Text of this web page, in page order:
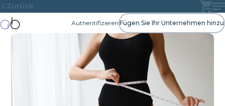
Zurück
Authentifizieren Fügen Sie Ihr Unternehmen hinzu